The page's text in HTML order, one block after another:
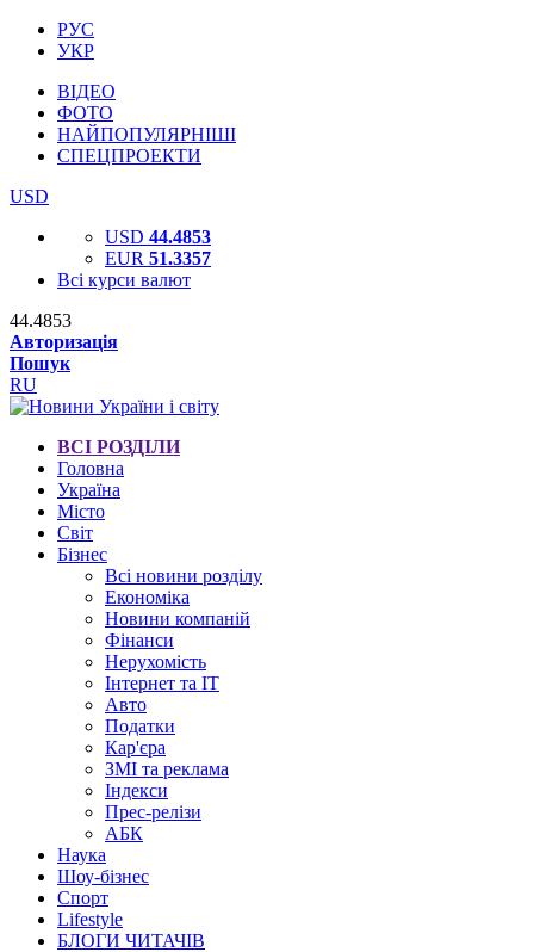
РУС
УКР
ВІДЕО
ФОТО
НАЙПОПУЛЯРНІШІ
СПЕЦПРОЕКТИ
USD
USD 44.4853
EUR 51.3357
Всі курси валют
44.4853
Авторизація
Пошук
RU
ВСІ РОЗДІЛИ
Головна
Україна
Місто
Світ
Бізнес
Всі новини розділу
Економіка
Новини компаній
Фінанси
Нерухомість
Інтернет та IT
Авто
Податки
Кар'єра
ЗМІ та реклама
Індекси
Прес-релізи
АБК
Наука
Шоу-бізнес
Спорт
Lifestyle
БЛОГИ ЧИТАЧІВ